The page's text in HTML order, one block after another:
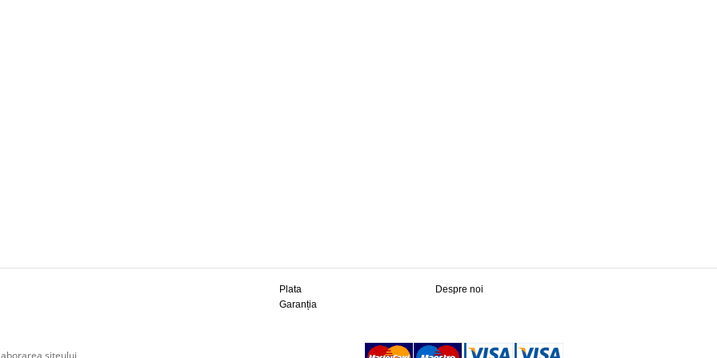
Despre noi
Plata
Garanția
siteului